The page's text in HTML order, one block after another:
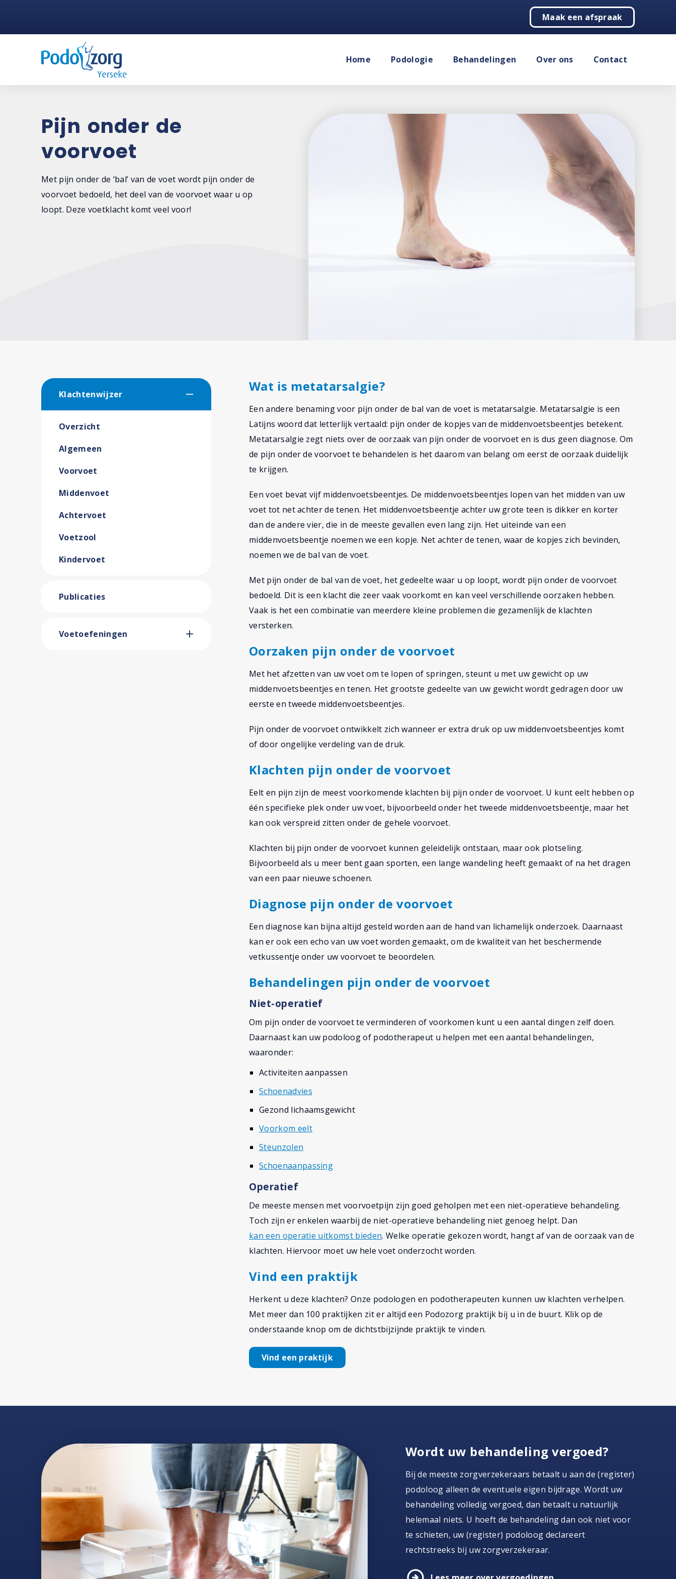
Maak een afspraak
Home Podologie Behandelingen Over ons Contact
Pijn onder de
voorvoet
Met pijn onder de ‘bal’ van de voet wordt pijn onder de
voorvoet bedoeld, het deel van de voorvoet waar u op
loopt. Deze voetklacht komt veel voor!
Klachtenwijzer
Overzicht
Algemeen
Voorvoet
Middenvoet
Achtervoet
Voetzool
Kindervoet
Publicaties
Voetoefeningen
Wat is metatarsalgie?
Een andere benaming voor pijn onder de bal van de voet is metatarsalgie. Metatarsalgie is een
Latijns woord dat letterlijk vertaald: pijn onder de kopjes van de middenvoetsbeentjes betekent.
Metatarsalgie zegt niets over de oorzaak van pijn onder de voorvoet en is dus geen diagnose. Om
de pijn onder de voorvoet te behandelen is het daarom van belang om eerst de oorzaak duidelijk
te krijgen.
Een voet bevat vijf middenvoetsbeentjes. De middenvoetsbeentjes lopen van het midden van uw
voet tot net achter de tenen. Het middenvoetsbeentje achter uw grote teen is dikker en korter
dan de andere vier, die in de meeste gevallen even lang zijn. Het uiteinde van een
middenvoetsbeentje noemen we een kopje. Net achter de tenen, waar de kopjes zich bevinden,
noemen we de bal van de voet.
Met pijn onder de bal van de voet, het gedeelte waar u op loopt, wordt pijn onder de voorvoet
bedoeld. Dit is een klacht die zeer vaak voorkomt en kan veel verschillende oorzaken hebben.
Vaak is het een combinatie van meerdere kleine problemen die gezamenlijk de klachten
versterken.
Oorzaken pijn onder de voorvoet
Met het afzetten van uw voet om te lopen of springen, steunt u met uw gewicht op uw
middenvoetsbeentjes en tenen. Het grootste gedeelte van uw gewicht wordt gedragen door uw
eerste en tweede middenvoetsbeentjes.
Pijn onder de voorvoet ontwikkelt zich wanneer er extra druk op uw middenvoetsbeentjes komt
of door ongelijke verdeling van de druk.
Klachten pijn onder de voorvoet
Eelt en pijn zijn de meest voorkomende klachten bij pijn onder de voorvoet. U kunt eelt hebben op
één specifieke plek onder uw voet, bijvoorbeeld onder het tweede middenvoetsbeentje, maar het
kan ook verspreid zitten onder de gehele voorvoet.
Klachten bij pijn onder de voorvoet kunnen geleidelijk ontstaan, maar ook plotseling.
Bijvoorbeeld als u meer bent gaan sporten, een lange wandeling heeft gemaakt of na het dragen
van een paar nieuwe schoenen.
Diagnose pijn onder de voorvoet
Een diagnose kan bijna altijd gesteld worden aan de hand van lichamelijk onderzoek. Daarnaast
kan er ook een echo van uw voet worden gemaakt, om de kwaliteit van het beschermende
vetkussentje onder uw voorvoet te beoordelen.
Behandelingen pijn onder de voorvoet
Niet-operatief
Om pijn onder de voorvoet te verminderen of voorkomen kunt u een aantal dingen zelf doen.
Daarnaast kan uw podoloog of podotherapeut u helpen met een aantal behandelingen,
waaronder:
Activiteiten aanpassen
Schoenadvies
Gezond lichaamsgewicht
Voorkom eelt
Steunzolen
Schoenaanpassing
Operatief
De meeste mensen met voorvoetpijn zijn goed geholpen met een niet-operatieve behandeling.
Toch zijn er enkelen waarbij de niet-operatieve behandeling niet genoeg helpt. Dan
kan een operatie uitkomst bieden. Welke operatie gekozen wordt, hangt af van de oorzaak van de
klachten. Hiervoor moet uw hele voet onderzocht worden.
Vind een praktijk
Herkent u deze klachten? Onze podologen en podotherapeuten kunnen uw klachten verhelpen.
Met meer dan 100 praktijken zit er altijd een Podozorg praktijk bij u in de buurt. Klik op de
onderstaande knop om de dichtstbijzijnde praktijk te vinden.
Vind een praktijk
Wordt uw behandeling vergoed?
Bij de meeste zorgverzekeraars betaalt u aan de (register)
podoloog alleen de eventuele eigen bijdrage. Wordt uw
behandeling volledig vergoed, dan betaalt u natuurlijk
helemaal niets. U hoeft de behandeling dan ook niet voor
te schieten, uw (register) podoloog declareert
rechtstreeks bij uw zorgverzekeraar.